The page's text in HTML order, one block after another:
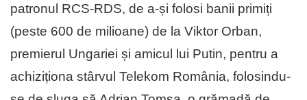
patronul RCS-RDS, de a-și folosi banii primiți
(peste 600 de milioane) de la Viktor Orban,
premierul Ungariei și amicul lui Putin, pentru a
achiziționa stârvul Telekom România, folosindu-